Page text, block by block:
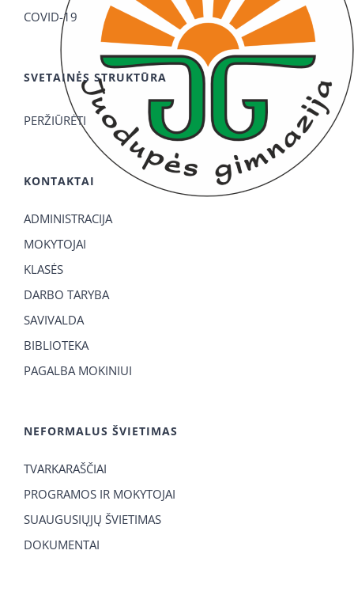
COVID-19
SVETAINĖS STRUKTŪRA
PERŽIŪRĖTI
KONTAKTAI
ADMINISTRACIJA
MOKYTOJAI
KLASĖS
DARBO TARYBA
SAVIVALDA
BIBLIOTEKA
PAGALBA MOKINIUI
NEFORMALUS ŠVIETIMAS
TVARKARAŠČIAI
PROGRAMOS IR MOKYTOJAI
SUAUGUSIŲJŲ ŠVIETIMAS
DOKUMENTAI